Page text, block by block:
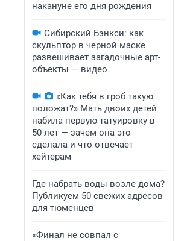
накануне его дня рождения
Сибирский Бэнкси: как
скульптор в черной маске
развешивает загадочные арт-
объекты — видео
«Как тебя в гроб такую
положат?» Мать двоих детей
набила первую татуировку в
50 лет — зачем она это
сделала и что отвечает
хейтерам
Где набрать воды возле дома?
Публикуем 50 свежих адресов
для тюменцев
«Финал не совпал с